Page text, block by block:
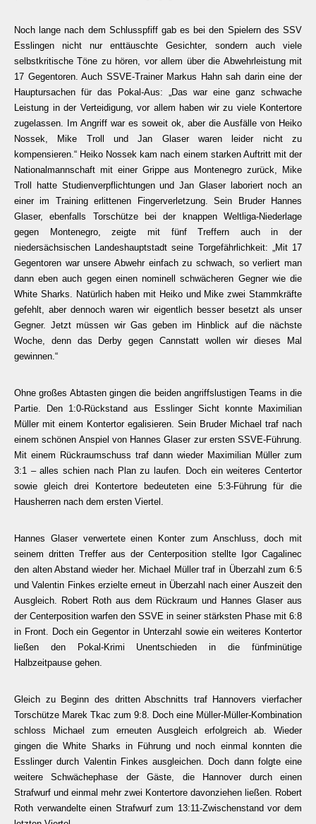
Noch lange nach dem Schlusspfiff gab es bei den Spielern des SSV
Esslingen nicht nur enttäuschte Gesichter, sondern auch viele
selbstkritische Töne zu hören, vor allem über die Abwehrleistung mit
17 Gegentoren. Auch SSVE-Trainer Markus Hahn sah darin eine der
Hauptursachen für das Pokal-Aus: „Das war eine ganz schwache
Leistung in der Verteidigung, vor allem haben wir zu viele Kontertore
zugelassen. Im Angriff war es soweit ok, aber die Ausfälle von Heiko
Nossek, Mike Troll und Jan Glaser waren leider nicht zu
kompensieren.“ Heiko Nossek kam nach einem starken Auftritt mit der
Nationalmannschaft mit einer Grippe aus Montenegro zurück, Mike
Troll hatte Studienverpflichtungen und Jan Glaser laboriert noch an
einer im Training erlittenen Fingerverletzung. Sein Bruder Hannes
Glaser, ebenfalls Torschütze bei der knappen Weltliga-Niederlage
gegen Montenegro, zeigte mit fünf Treffern auch in der
niedersächsischen Landeshauptstadt seine Torgefährlichkeit: „Mit 17
Gegentoren war unsere Abwehr einfach zu schwach, so verliert man
dann eben auch gegen einen nominell schwächeren Gegner wie die
White Sharks. Natürlich haben mit Heiko und Mike zwei Stammkräfte
gefehlt, aber dennoch waren wir eigentlich besser besetzt als unser
Gegner. Jetzt müssen wir Gas geben im Hinblick auf die nächste
Woche, denn das Derby gegen Cannstatt wollen wir dieses Mal
gewinnen.“
Ohne großes Abtasten gingen die beiden angriffslustigen Teams in die
Partie. Den 1:0-Rückstand aus Esslinger Sicht konnte Maximilian
Müller mit einem Kontertor egalisieren. Sein Bruder Michael traf nach
einem schönen Anspiel von Hannes Glaser zur ersten SSVE-Führung.
Mit einem Rückraumschuss traf dann wieder Maximilian Müller zum
3:1 – alles schien nach Plan zu laufen. Doch ein weiteres Centertor
sowie gleich drei Kontertore bedeuteten eine 5:3-Führung für die
Hausherren nach dem ersten Viertel.
Hannes Glaser verwertete einen Konter zum Anschluss, doch mit
seinem dritten Treffer aus der Centerposition stellte Igor Cagalinec
den alten Abstand wieder her. Michael Müller traf in Überzahl zum 6:5
und Valentin Finkes erzielte erneut in Überzahl nach einer Auszeit den
Ausgleich. Robert Roth aus dem Rückraum und Hannes Glaser aus
der Centerposition warfen den SSVE in seiner stärksten Phase mit 6:8
in Front. Doch ein Gegentor in Unterzahl sowie ein weiteres Kontertor
ließen den Pokal-Krimi Unentschieden in die fünfminütige
Halbzeitpause gehen.
Gleich zu Beginn des dritten Abschnitts traf Hannovers vierfacher
Torschütze Marek Tkac zum 9:8. Doch eine Müller-Müller-Kombination
schloss Michael zum erneuten Ausgleich erfolgreich ab. Wieder
gingen die White Sharks in Führung und noch einmal konnten die
Esslinger durch Valentin Finkes ausgleichen. Doch dann folgte eine
weitere Schwächephase der Gäste, die Hannover durch einen
Strafwurf und einmal mehr zwei Kontertore davonziehen ließen. Robert
Roth verwandelte einen Strafwurf zum 13:11-Zwischenstand vor dem